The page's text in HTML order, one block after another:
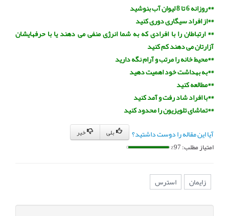
**روزانه 6 تا 8 لیوان آب بنوشید
**از افراد سیگاری دوری کنید
** ارتباطان را با افرادی که به شما انرژی منفی می دهند یا با حرفهایشان
آزارتان می دهند کم کنید
**محیط خانه را مرتب و آرام نگه دارید
**به بهداشت خود اهمیت دهید
**مطالعه کنید
**با افراد شاد رفت و آمد کنید
**تماشای تلویزیون را محدود کنید
آیا این مقاله را دوست داشتید؟
خیر
امتیاز مطلب: 97%
زایمان استرس